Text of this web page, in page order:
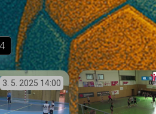
3. 5. 2025 14:00